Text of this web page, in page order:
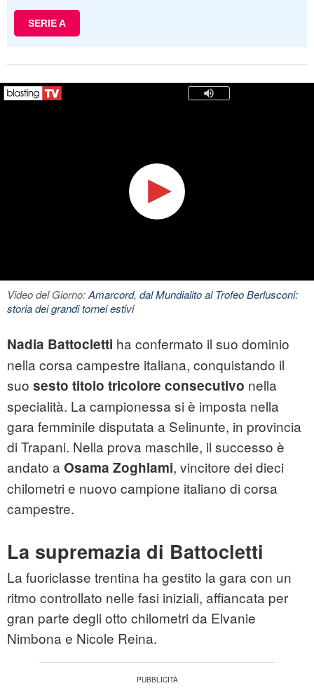
SERIE A
Video del Giorno:Amarcord, dal Mundialito al Trofeo Berlusconi:
storia dei grandi tornei estivi
Nadia Battocletti ha confermato il suo dominio
nella corsa campestre italiana, conquistando il
suo sesto titolo tricolore consecutivo nella
specialità. La campionessa si è imposta nella
gara femminile disputata a Selinunte, in provincia
di Trapani. Nella prova maschile, il successo è
andato a Osama Zoghlami, vincitore dei dieci
chilometri e nuovo campione italiano di corsa
campestre.
La supremazia di Battocletti
La fuoriclasse trentina ha gestito la gara con un
ritmo controllato nelle fasi iniziali, affiancata per
gran parte degli otto chilometri da Elvanie
Nimbona e Nicole Reina.